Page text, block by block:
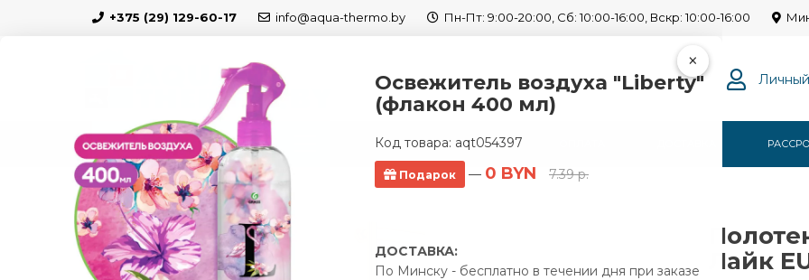
×
Освежитель воздуха "Liberty"
(флакон 400 мл)
Код товара: aqt054397
Подарок — 0 BYN 7.39 р.
ДОСТАВКА:
По Минску - бесплатно в течении дня при заказе
+375 (29) 129-60-17 info@aqua-thermo.by Пн-Пт: 9:00-20:00, Сб: 10:00-16:00, Вскр: 10:00-16:00
КАТАЛОГ БЛОГ О НАС
Полотенцесушители Полотенцесушитель Сунержа Лайк EU50 50x1200 03-0213-1200
Подарок
Скидка 5 %
Лайк